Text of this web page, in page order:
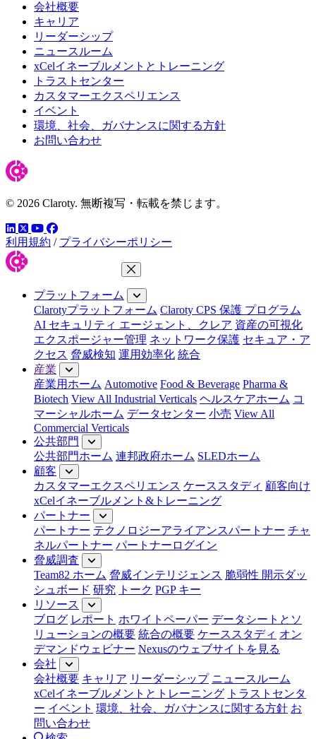
会社概要
キャリア
リーダーシップ
ニュースルーム
xCelイネーブルメントとトレーニング
トラストセンター
カスタマーエクスペリエンス
イベント
環境、社会、ガバナンスに関する方針
お問い合わせ
© 2026 Claroty. 無断複写・転載を禁じます。
LinkedIn
ツイッター
YouTube
Facebook
利用規約 / プライバシーポリシー
メニューを閉じる
プラットフォーム
Clarotyプラットフォーム Claroty CPS 保護 プログラム
AI セキュリティ エージェント、クレア 資産の可視化
エクスポージャー管理 ネットワーク保護 セキュア・ア
クセス 脅威検知 運用効率化 統合
産業
産業用ホーム Automotive Food & Beverage Pharma &
Biotech View All Industrial Verticals ヘルスケアホーム コ
マーシャルホーム データセンター 小売 View All
Commercial Verticals
公共部門
公共部門ホーム 連邦政府ホーム SLEDホーム
顧客
カスタマーエクスペリエンス ケーススタディ 顧客向け
xCelイネーブルメント&トレーニング
パートナー
パートナー テクノロジーアライアンスパートナー チャ
ネルパートナー パートナーログイン
脅威調査
Team82 ホーム 脅威インテリジェンス 脆弱性 開示ダッ
シュボード 研究 トーク PGP キー
リソース
ブログ レポート ホワイトペーパー データシートとソ
リューションの概要 統合の概要 ケーススタディ オン
デマンドウェビナー Nexusのウェブサイトを見る
会社
会社概要 キャリア リーダーシップ ニュースルーム
xCelイネーブルメントとトレーニング トラストセンタ
ー イベント 環境、社会、ガバナンスに関する方針 お
問い合わせ